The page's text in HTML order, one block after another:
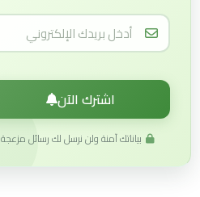
اشترك الآن
بياناتك آمنة ولن نرسل لك رسائل مزعجة